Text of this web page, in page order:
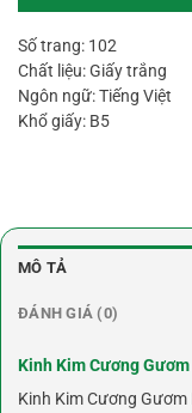
Số trang: 102
Chất liệu: Giấy trắng
Ngôn ngữ: Tiếng Việt
Khổ giấy: B5
MÔ TẢ
ĐÁNH GIÁ (0)
Kinh Kim Cương
Kinh Kim Cương